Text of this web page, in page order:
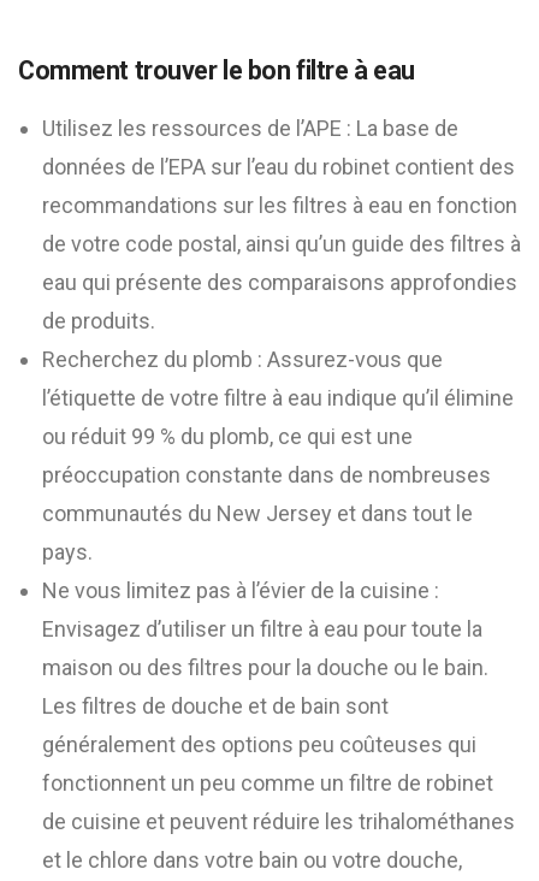
Comment trouver le bon filtre à eau
Utilisez les ressources de l’APE : La base de
données de l’EPA sur l’eau du robinet contient des
recommandations sur les filtres à eau en fonction
de votre code postal, ainsi qu’un guide des filtres à
eau qui présente des comparaisons approfondies
de produits.
Recherchez du plomb : Assurez-vous que
l’étiquette de votre filtre à eau indique qu’il élimine
ou réduit 99 % du plomb, ce qui est une
préoccupation constante dans de nombreuses
communautés du New Jersey et dans tout le
pays.
Ne vous limitez pas à l’évier de la cuisine :
Envisagez d’utiliser un filtre à eau pour toute la
maison ou des filtres pour la douche ou le bain.
Les filtres de douche et de bain sont
généralement des options peu coûteuses qui
fonctionnent un peu comme un filtre de robinet
de cuisine et peuvent réduire les trihalométhanes
et le chlore dans votre bain ou votre douche,